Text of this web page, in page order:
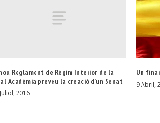
Reglament de Règim Interior de la
Acadèmia preveu la creació d’un Senat
2016
Un
9 Abril,